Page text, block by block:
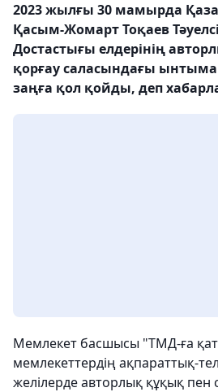
2023 жылғы 30 мамырда
Қасым-Жомарт Тоқаев
Достастығы елдерінің
қорғау саласындағы
заңға қол қойды, деп
Мемлекет басшысы "ТМД-ға
мемлекеттердің ақпараттық-
желілерде авторлық құқық пен